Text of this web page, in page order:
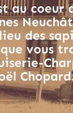
au coeur
des
vous